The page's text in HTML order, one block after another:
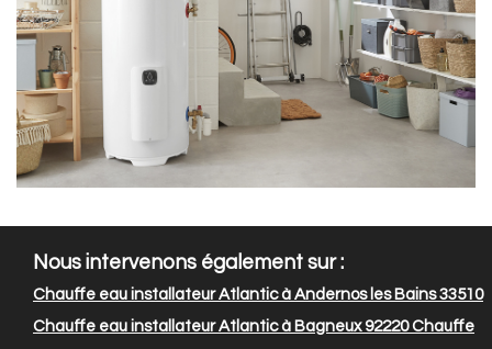
Nous intervenons également sur :
Chauffe eau installateur Atlantic à Andernos les Bains 33510
Chauffe eau installateur Atlantic à Bagneux 92220Chauffe